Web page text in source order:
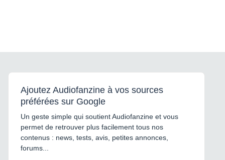
Ajoutez Audiofanzine à vos sources
préférées sur Google
Un geste simple qui soutient Audiofanzine et vous
permet de retrouver plus facilement tous nos
contenus : news, tests, avis, petites annonces,
forums...